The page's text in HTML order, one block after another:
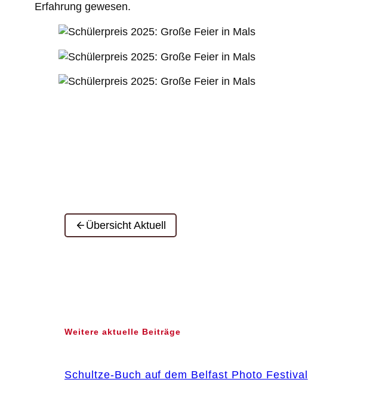
Erfahrung gewesen.
Übersicht Aktuell
Weitere aktuelle Beiträge
Schultze-Buch auf dem Belfast Photo Festival